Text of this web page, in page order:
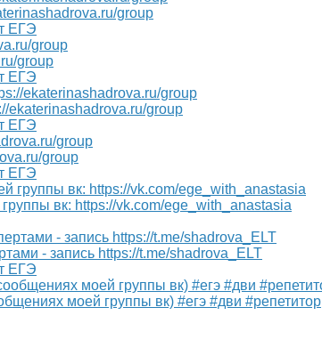
group
ЕГЭ
group
ЕГЭ
ekaterinashadrova.ru/group
ЕГЭ
group
ЕГЭ
вк: https://vk.com/ege_with_anastasia
- запись https://t.me/shadrova_ELT
ЕГЭ
моей группы вк) #егэ #дви #репетитор